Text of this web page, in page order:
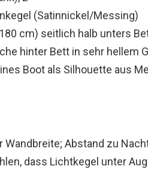
(Satinnickel/Messing)
cm) seitlich halb unters
hinter Bett in sehr hellem
Boot als Silhouette aus
Wandbreite; Abstand zu
dass Lichtkegel unter